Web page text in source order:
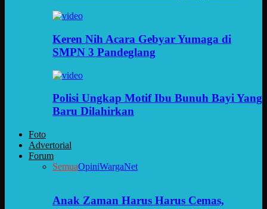
Keren Nih Acara Gebyar Yumaga di
SMPN 3 Pandeglang
Polisi Ungkap Motif Ibu Bunuh Bayi Yang
Baru Dilahirkan
Foto
Advertorial
Forum
SemuaOpiniWargaNet
Anak Zaman Harus Harus Cemas,